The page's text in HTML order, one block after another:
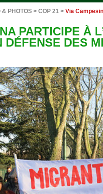
& PHOTOS > COP 21 > Via
PARTICIPE À
DÉFENSE DES